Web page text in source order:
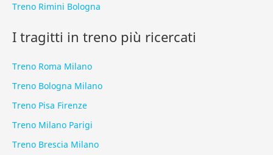
Treno Rimini Bologna
I tragitti in treno più ricercati
Treno Roma Milano
Treno Bologna Milano
Treno Pisa Firenze
Treno Milano Parigi
Treno Brescia Milano